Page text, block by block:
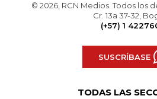
© 2026, RCN Medios. Todos los
Cr. 13a 37-32,
(+57) 1
SUSCRÍBASE
TODAS LAS